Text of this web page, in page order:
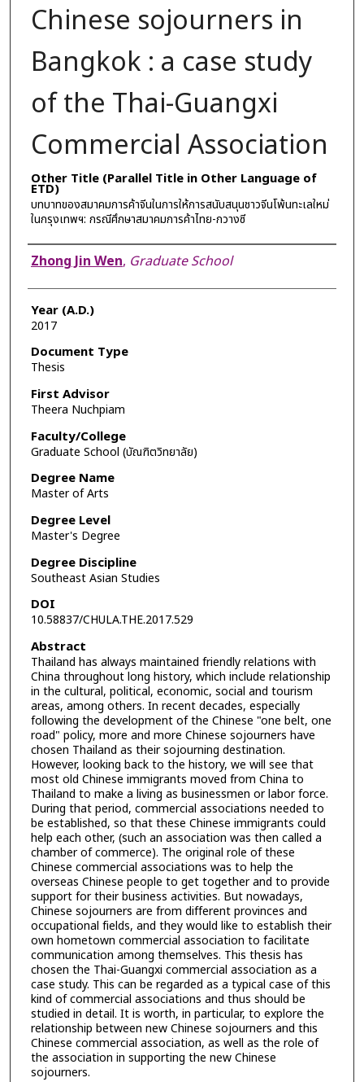
Chinese sojourners in
Bangkok : a case study
of the Thai-Guangxi
Commercial Association
Other Title (Parallel Title in Other Language of
ETD)
บทบาทของสมาคมการค้าจีนในการให้การสนับสนุนชาวจีนโพ้นทะเลใหม่
ในกรุงเทพฯ: กรณีศึกษาสมาคมการค้าไทย-กวางซี
Author
Zhong Jin Wen, Graduate School
Year (A.D.)
2017
Document Type
Thesis
First Advisor
Theera Nuchpiam
Faculty/College
Graduate School (บัณฑิตวิทยาลัย)
Degree Name
Master of Arts
Degree Level
Master's Degree
Degree Discipline
Southeast Asian Studies
DOI
10.58837/CHULA.THE.2017.529
Abstract
Thailand has always maintained friendly relations with
China throughout long history, which include relationship
in the cultural, political, economic, social and tourism
areas, among others. In recent decades, especially
following the development of the Chinese "one belt, one
road" policy, more and more Chinese sojourners have
chosen Thailand as their sojourning destination.
However, looking back to the history, we will see that
most old Chinese immigrants moved from China to
Thailand to make a living as businessmen or labor force.
During that period, commercial associations needed to
be established, so that these Chinese immigrants could
help each other, (such an association was then called a
chamber of commerce). The original role of these
Chinese commercial associations was to help the
overseas Chinese people to get together and to provide
support for their business activities. But nowadays,
Chinese sojourners are from different provinces and
occupational fields, and they would like to establish their
own hometown commercial association to facilitate
communication among themselves. This thesis has
chosen the Thai-Guangxi commercial association as a
case study. This can be regarded as a typical case of this
kind of commercial associations and thus should be
studied in detail. It is worth, in particular, to explore the
relationship between new Chinese sojourners and this
Chinese commercial association, as well as the role of
the association in supporting the new Chinese
sojourners.